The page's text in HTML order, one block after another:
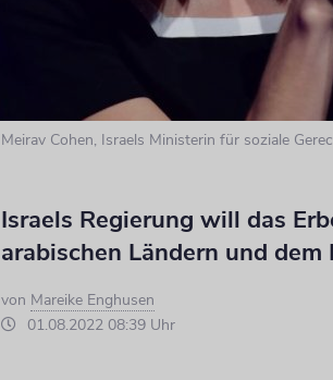
Meirav Cohen, Israels Ministerin für soziale
Israels Regierung will das
arabischen Ländern und dem
von Mareike Enghusen
01.08.2022 08:39 Uhr